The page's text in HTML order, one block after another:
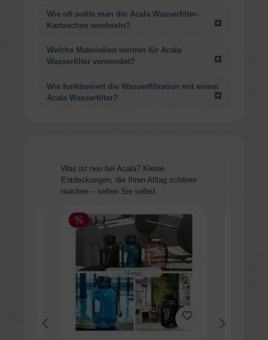
Wie oft sollte man die Acala Wasserfilter-
Kartuschen wechseln?
Welche Materialien werden für Acala
Wasserfilter verwendet?
Wie funktioniert die Wasserfiltration mit einem
Acala Wasserfilter?
Produktgalerie überspringen
Was ist neu bei Acala? Kleine
Entdeckungen, die Ihren Alltag schöner
machen – sehen Sie selbst.
%